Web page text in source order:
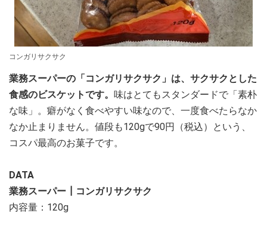
コンガリサクサク
業務スーパーの「コンガリサクサク」は、サクサクとした
食感のビスケットです。 味はとてもスタンダードで「素朴
な味」。癖がなく食べやすい味なので、一度食べたらなか
なか止まりません。値段も120gで90円（税込）という、
コスパ最高のお菓子です。
DATA
業務スーパー┃コンガリサクサク
内容量：120g